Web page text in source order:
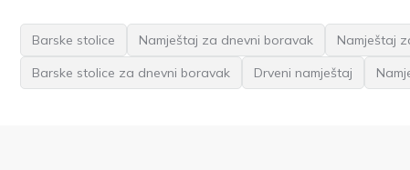
Barske stolice Namještaj za dnevni boravak Namještaj
Barske stolice za dnevni boravak
Drveni namještaj